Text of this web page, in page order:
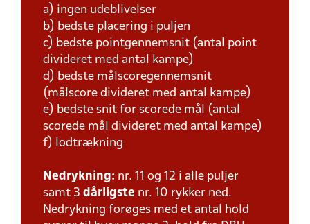
a) ingen udeblivelser
b) bedste placering i puljen
c) bedste pointgennemsnit (antal point
divideret med antal kampe)
d) bedste målscoregennemsnit
(målscore divideret med antal kampe)
e) bedste snit for scorede mål (antal
scorede mål divideret med antal kampe)
f) lodtrækning
Nedrykning: nr. 11 og 12 i alle puljer
samt 3 dårligste nr. 10 rykker ned.
Nedrykning forøges med et antal hold